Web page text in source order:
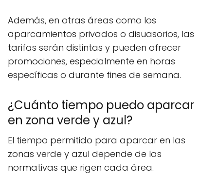
Además, en otras áreas como los
aparcamientos privados o disuasorios, las
tarifas serán distintas y pueden ofrecer
promociones, especialmente en horas
específicas o durante fines de semana.
¿Cuánto tiempo puedo aparcar
en zona verde y azul?
El tiempo permitido para aparcar en las
zonas verde y azul depende de las
normativas que rigen cada área.